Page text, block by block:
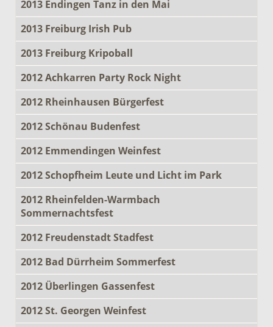
2013 Endingen Tanz in den Mai
2013 Freiburg Irish Pub
2013 Freiburg Kripoball
2012 Achkarren Party Rock Night
2012 Rheinhausen Bürgerfest
2012 Schönau Budenfest
2012 Emmendingen Weinfest
2012 Schopfheim Leute und Licht im Park
2012 Rheinfelden-Warmbach
Sommernachtsfest
2012 Freudenstadt Stadfest
2012 Bad Dürrheim Sommerfest
2012 Überlingen Gassenfest
2012 St. Georgen Weinfest